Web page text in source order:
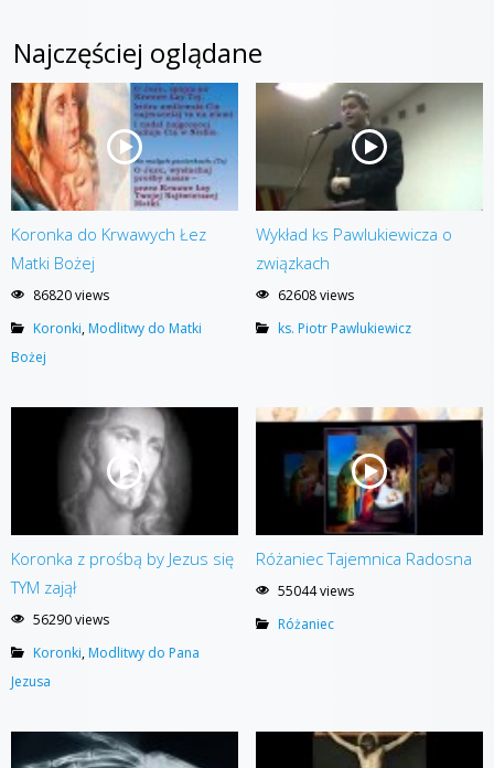
Najczęściej oglądane
Koronka do Krwawych Łez
Matki Bożej
86820 views
Koronki,Modlitwy do Matki
Bożej
Wykład ks Pawlukiewicza o
związkach
62608 views
ks. Piotr Pawlukiewicz
Koronka z prośbą by Jezus się
TYM zajął
56290 views
Koronki,Modlitwy do Pana
Jezusa
Różaniec Tajemnica Radosna
55044 views
Różaniec